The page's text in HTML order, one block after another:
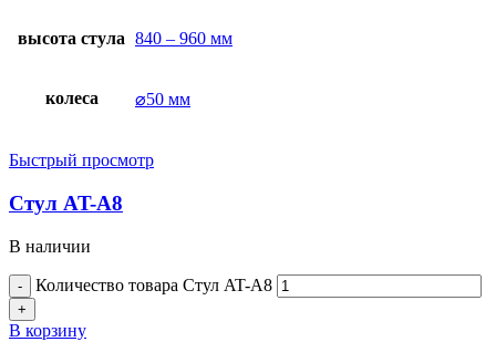
высота стула 840 – 960 мм
колеса ⌀50 мм
Быстрый просмотр
Стул AT-A8
В наличии
Количество товара Стул AT-A8
В корзину